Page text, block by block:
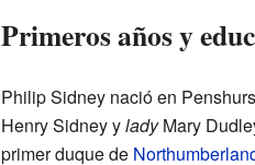
Primeros años y
Philip Sidney nació en
Henry Sidney yladyMary
primer duque de